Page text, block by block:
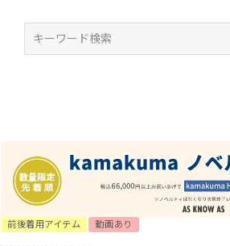
前後着用アイテム 動画あり